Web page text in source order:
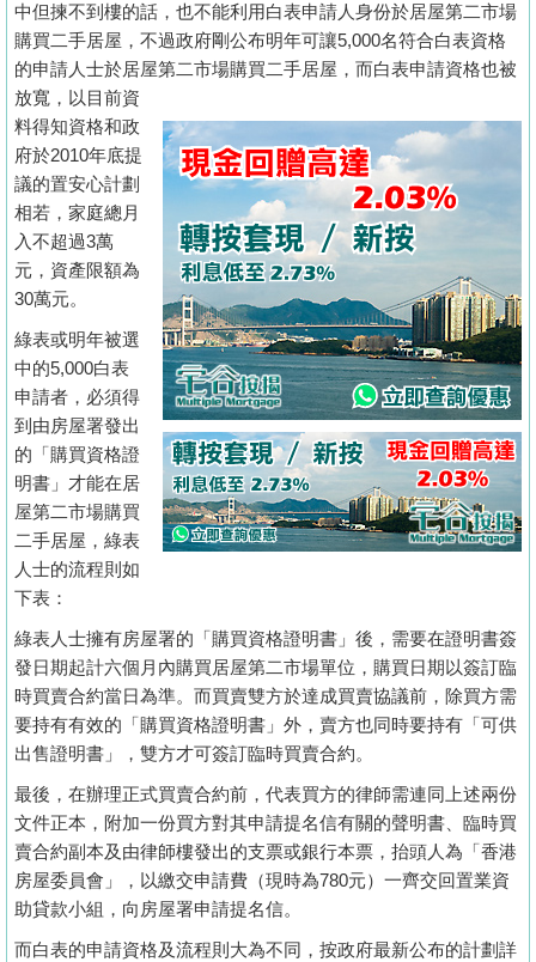
地
產
博
客
地
產
新
聞
數
據
公
佈
置
業
手
冊
關
於
我
們
中但揀不到樓的話，也不能利用白表申請人身份於居屋第二市場
購買二手居屋，不過政府剛公布明年可讓5,000名符合白表資格
的申請人士於居屋第二市場購買二手居屋，而白表申請資格也被
放寬，以目前資
料得知資格和政
府於2010年底提
議的置安心計劃
相若，家庭總月
入不超過3萬
元，資產限額為
30萬元。
綠表或明年被選
中的5,000白表
申請者，必須得
到由房屋署發出
的「購買資格證
明書」才能在居
屋第二市場購買
二手居屋，綠表
人士的流程則如
下表：
綠表人士擁有房屋署的「購買資格證明書」後，需要在證明書簽
發日期起計六個月內購買居屋第二市場單位，購買日期以簽訂臨
時買賣合約當日為準。而買賣雙方於達成買賣協議前，除買方需
要持有有效的「購買資格證明書」外，賣方也同時要持有「可供
出售證明書」，雙方才可簽訂臨時買賣合約。
最後，在辦理正式買賣合約前，代表買方的律師需連同上述兩份
文件正本，附加一份買方對其申請提名信有關的聲明書、臨時買
賣合約副本及由律師樓發出的支票或銀行本票，抬頭人為「香港
房屋委員會」，以繳交申請費（現時為780元）一齊交回置業資
助貸款小組，向房屋署申請提名信。
而白表的申請資格及流程則大為不同，按政府最新公布的計劃詳